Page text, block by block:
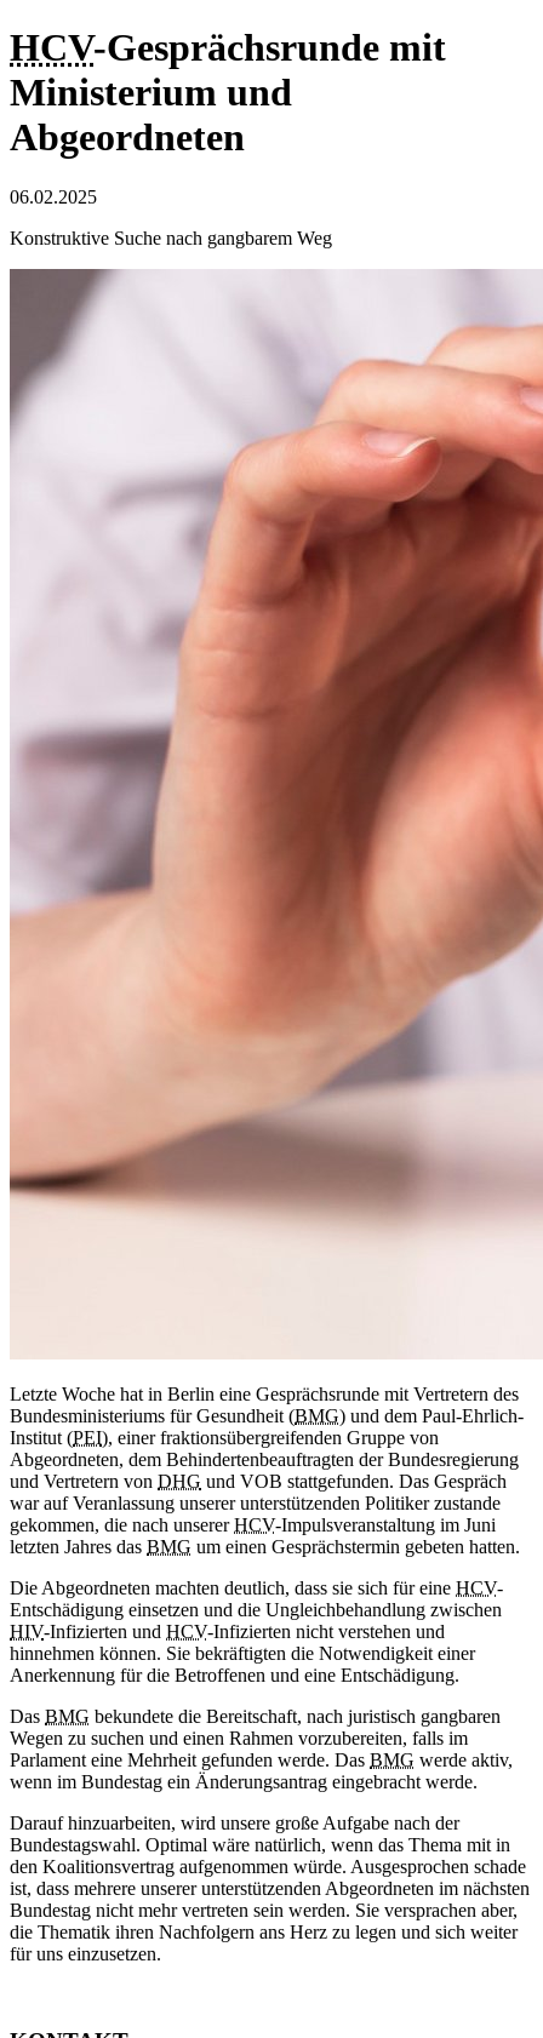
HCV-Gesprächsrunde mit
Ministerium und
Abgeordneten
06.02.2025
Konstruktive Suche nach gangbarem Weg
Letzte Woche hat in Berlin eine Gesprächsrunde mit Vertretern des
Bundesministeriums für Gesundheit (BMG) und dem Paul-Ehrlich-
Institut (PEI), einer fraktionsübergreifenden Gruppe von
Abgeordneten, dem Behindertenbeauftragten der Bundesregierung
und Vertretern von DHG und VOB stattgefunden. Das Gespräch
war auf Veranlassung unserer unterstützenden Politiker zustande
gekommen, die nach unsererHCV-Impulsveranstaltung im Juni
letzten Jahres das BMG um einen Gesprächstermin gebeten hatten.
Die Abgeordneten machten deutlich, dass sie sich für eine HCV-
Entschädigung einsetzen und die Ungleichbehandlung zwischen
HIV-Infizierten und HCV-Infizierten nicht verstehen und
hinnehmen können. Sie bekräftigten die Notwendigkeit einer
Anerkennung für die Betroffenen und eine Entschädigung.
Das BMG bekundete die Bereitschaft, nach juristisch gangbaren
Wegen zu suchen und einen Rahmen vorzubereiten, falls im
Parlament eine Mehrheit gefunden werde. Das BMG werde aktiv,
wenn im Bundestag ein Änderungsantrag eingebracht werde.
Darauf hinzuarbeiten, wird unsere große Aufgabe nach der
Bundestagswahl. Optimal wäre natürlich, wenn das Thema mit in
den Koalitionsvertrag aufgenommen würde. Ausgesprochen schade
ist, dass mehrere unserer unterstützenden Abgeordneten im nächsten
Bundestag nicht mehr vertreten sein werden. Sie versprachen aber,
die Thematik ihren Nachfolgern ans Herz zu legen und sich weiter
für uns einzusetzen.